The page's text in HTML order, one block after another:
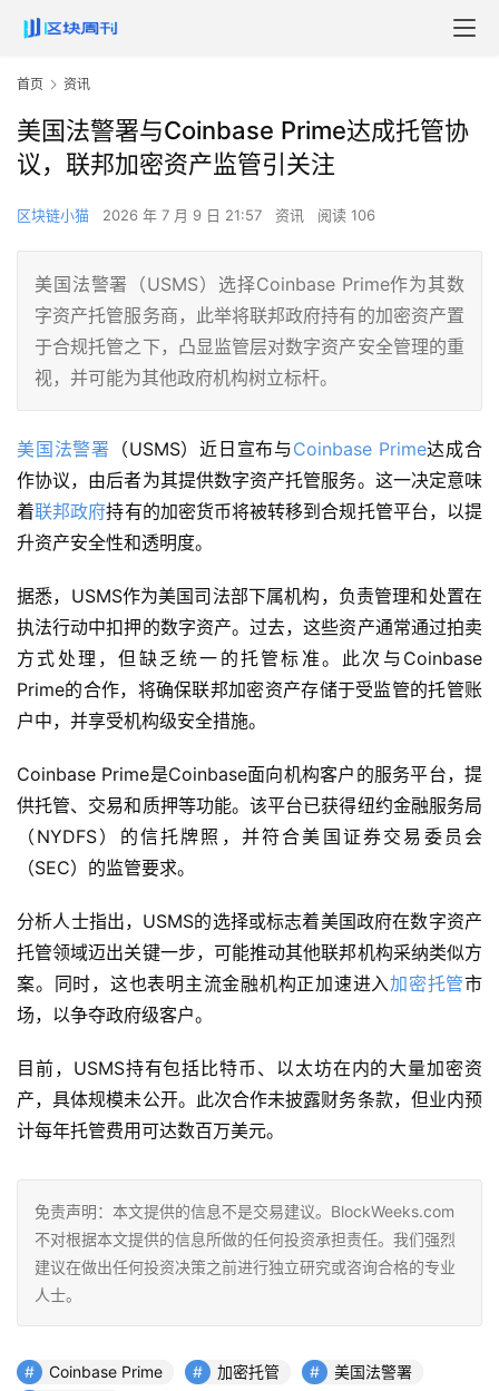
首页 资讯
美国法警署与Coinbase Prime达成托管协
议，联邦加密资产监管引关注
区块链小猫 2026 年 7 月 9 日 21:57 资讯 阅读 106
美国法警署（USMS）选择Coinbase Prime作为其数
字资产托管服务商，此举将联邦政府持有的加密资产置
于合规托管之下，凸显监管层对数字资产安全管理的重
视，并可能为其他政府机构树立标杆。
美国法警署 （USMS）近日宣布与Coinbase Prime达成合
作协议，由后者为其提供数字资产托管服务。这一决定意味
着联邦政府持有的加密货币将被转移到合规托管平台，以提
升资产安全性和透明度。
据悉，USMS作为美国司法部下属机构，负责管理和处置在
执法行动中扣押的数字资产。过去，这些资产通常通过拍卖
方式处理，但缺乏统一的托管标准。此次与Coinbase
Prime的合作，将确保联邦加密资产存储于受监管的托管账
户中，并享受机构级安全措施。
Coinbase Prime是Coinbase面向机构客户的服务平台，提
供托管、交易和质押等功能。该平台已获得纽约金融服务局
（NYDFS）的信托牌照，并符合美国证券交易委员会
（SEC）的监管要求。
分析人士指出，USMS的选择或标志着美国政府在数字资产
托管领域迈出关键一步，可能推动其他联邦机构采纳类似方
案。同时，这也表明主流金融机构正加速进入加密托管市
场，以争夺政府级客户。
目前，USMS持有包括比特币、以太坊在内的大量加密资
产，具体规模未公开。此次合作未披露财务条款，但业内预
计每年托管费用可达数百万美元。
免责声明：本文提供的信息不是交易建议。BlockWeeks.com
不对根据本文提供的信息所做的任何投资承担责任。我们强烈
建议在做出任何投资决策之前进行独立研究或咨询合格的专业
人士。
Coinbase Prime 加密托管
美国法警署